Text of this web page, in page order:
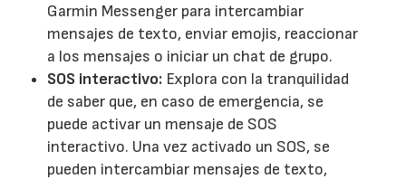
Garmin Messenger para intercambiar
mensajes de texto, enviar emojis, reaccionar
a los mensajes o iniciar un chat de grupo.
SOS interactivo: Explora con la tranquilidad
de saber que, en caso de emergencia, se
puede activar un mensaje de SOS
interactivo. Una vez activado un SOS, se
pueden intercambiar mensajes de texto,